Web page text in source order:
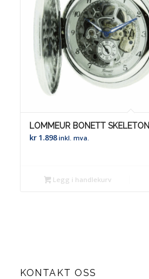
LOMMEUR BONETT SKELETON
kr1.898 inkl. mva.
Legg i handlekurv
KONTAKT OSS